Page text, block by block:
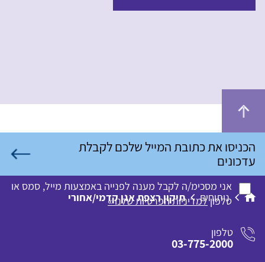
אני מסכימ/ה לקבל מענה לפנייה באמצעות מייל, סמס או
טלפוןלמדיניות הפרטיות שלנו »ניתוחים תיקון רצפת אגן קדמי/אחורי
טלפון
03-775-2000